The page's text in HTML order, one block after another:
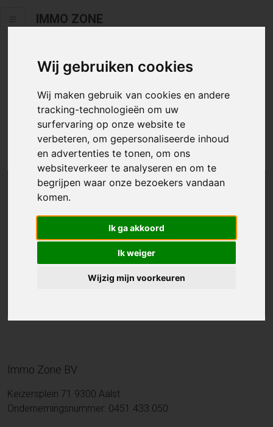
Wij gebruiken cookies
Wij maken gebruik van cookies en andere
tracking-technologieën om uw
surfervaring op onze website te
verbeteren, om gepersonaliseerde inhoud
en advertenties te tonen, om ons
websiteverkeer te analyseren en om te
begrijpen waar onze bezoekers vandaan
komen.
Ik ga akkoord
Ik weiger
Wijzig mijn voorkeuren
IMMO ZONE
Helaas staat dit zoekertje niet
meer online.
Neem zeker een kijkje in ons aanbod te koop
We helpen u graag zoeken
Maak hier een zoekprofiel aan en we houden u op
de hoogte van passend aanbod.
Immo Zone BV
Keizersplein 71 9300 Aalst
Ondernemingsnummer: 0451.433.050